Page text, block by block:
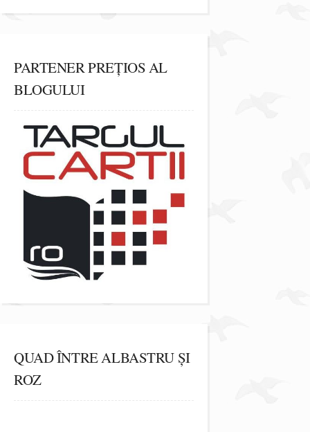
PARTENER PREȚIOS AL
BLOGULUI
QUAD ÎNTRE ALBASTRU ȘI
ROZ